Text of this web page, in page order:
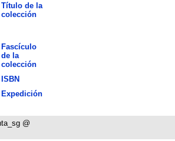
Título de la
colección
Fascículo
de la
colección
ISBN
Expedición
@